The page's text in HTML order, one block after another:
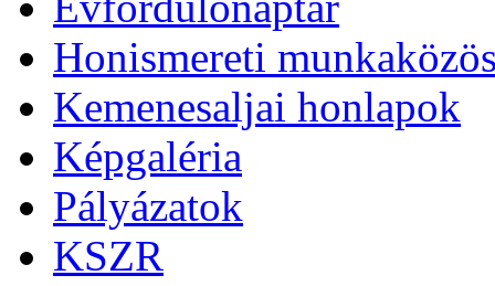
Honismereti
Kemenesaljai honlapok
Képgaléria
Pályázatok
KSZR